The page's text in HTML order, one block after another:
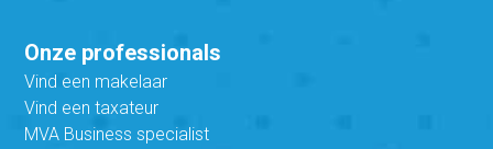
Onze professionals
Vind een makelaar
Vind een taxateur
MVA Business specialist